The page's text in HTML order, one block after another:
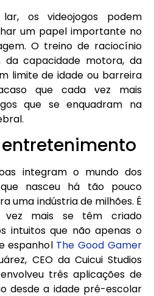
os videojogos podem
um papel importante no
O treino de raciocínio
da capacidade motora, da
limite de idade ou barreira
que cada vez mais
que se enquadram na
integram o mundo dos
nasceu há tão pouco
uma indústria de milhões. É
mais se têm criado
intuitos que não apenas o
espanhol The Good Gamer
CEO da Cuicui Studios
três aplicações de
desde a idade pré-escolar